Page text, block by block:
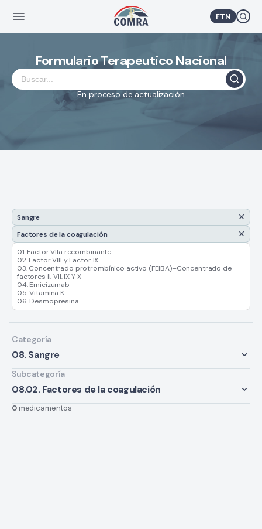
FTN
Formulario Terapeutico Nacional
En proceso de actualización
Sangre
Factores de la coagulación
01. Factor VIIa recombinante
02. Factor VIII y Factor IX
03. Concentrado protrombínico activo (FEIBA)–Concentrado de
factores II, VII, IX Y X
04. Emicizumab
05. Vitamina K
06. Desmopresina
Categoría
08. Sangre
Subcategoría
08.02. Factores de la coagulación
0medicamentos